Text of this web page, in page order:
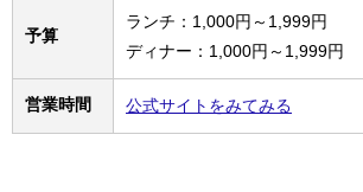
予算
ランチ：1,000円～1,999円
ディナー：1,000円～1,999円
営業時間 公式サイトをみてみる